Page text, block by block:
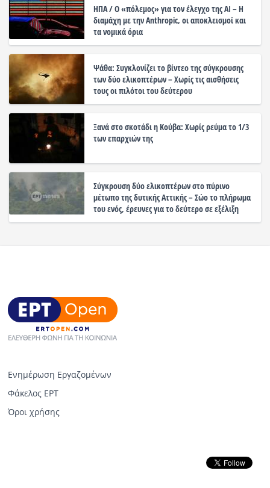
ΗΠΑ / Ο «πόλεμος» για τον έλεγχο της ΑΙ – Η
διαμάχη με την Anthropic, οι αποκλεισμοί και
τα νομικά όρια
Ψάθα: Συγκλονίζει το βίντεο της σύγκρουσης
των δύο ελικοπτέρων – Χωρίς τις αισθήσεις
τους οι πιλότοι του δεύτερου
Ξανά στο σκοτάδι η Κούβα: Χωρίς ρεύμα το 1/3
των επαρχιών της
Σύγκρουση δύο ελικοπτέρων στο πύρινο
μέτωπο της δυτικής Αττικής – Σώο το πλήρωμα
του ενός, έρευνες για το δεύτερο σε εξέλιξη
Ενημέρωση Εργαζομένων
Φάκελος ΕΡΤ
Όροι χρήσης